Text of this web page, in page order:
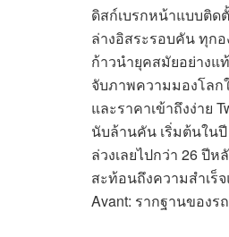
ดิสก์เบรกหน้าแบบติด
ล่างอิสระรอบคัน ทุก
ก้าวนำยุคสมัยอย่างแ
จับภาพความมองโลก
และราคาเข้าถึงง่าย
นับล้านคัน เริ่มต้นในปี
ล่วงเลยไปกว่า 26 ปี
สะท้อนถึงความสำเร็
Avant: รากฐานของ